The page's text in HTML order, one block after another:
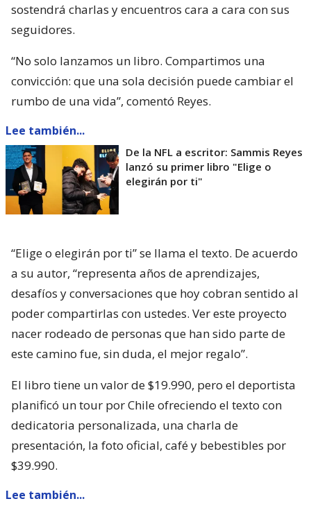
sostendrá charlas y encuentros cara a cara con sus
seguidores.
“No solo lanzamos un libro. Compartimos una
convicción: que una sola decisión puede cambiar el
rumbo de una vida”, comentó Reyes.
Lee también...
De la NFL a escritor: Sammis Reyes
lanzó su primer libro "Elige o
elegirán por ti"
“Elige o elegirán por ti” se llama el texto. De acuerdo
a su autor, “representa años de aprendizajes,
desafíos y conversaciones que hoy cobran sentido al
poder compartirlas con ustedes. Ver este proyecto
nacer rodeado de personas que han sido parte de
este camino fue, sin duda, el mejor regalo”.
El libro tiene un valor de $19.990, pero el deportista
planificó un tour por Chile ofreciendo el texto con
dedicatoria personalizada, una charla de
presentación, la foto oficial, café y bebestibles por
$39.990.
Lee también...